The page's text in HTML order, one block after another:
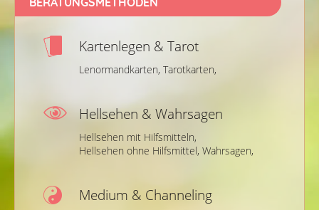
Kartenlegen & Tarot
Lenormandkarten, Tarotkarten,
Hellsehen & Wahrsagen
Hellsehen mit Hilfsmitteln,
Hellsehen ohne Hilfsmittel, Wahrsagen,
Medium & Channeling